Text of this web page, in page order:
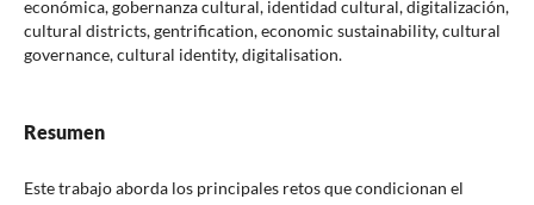
económica, gobernanza cultural, identidad cultural, digitalización,
cultural districts, gentrification, economic sustainability, cultural
governance, cultural identity, digitalisation.
Resumen
Este trabajo aborda los principales retos que condicionan el